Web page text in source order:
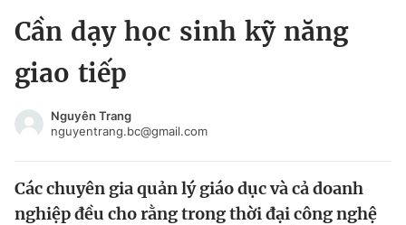
Chuyên mục
Chào ngày mới Tin 24h
Tin thị trường Tin 360
Đổi mật khẩu
Tin đã lưu
Tin đã xem
Cần dạy học sinh kỹ năng
giao tiếp
Nguyên Trang
nguyentrang.bc@gmail.com
Các chuyên gia quản lý giáo dục và cả doanh
nghiệp đều cho rằng trong thời đại công nghệ